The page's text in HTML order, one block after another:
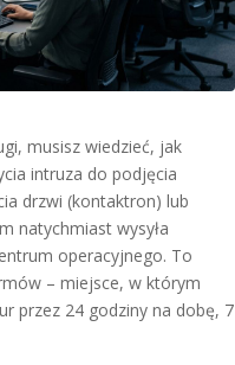
musisz wiedzieć, jak
intruza do podjęcia
drzwi (kontaktron) lub
natychmiast wysyła
operacyjnego. To
– miejsce, w którym
przez 24 godziny na dobę, 7